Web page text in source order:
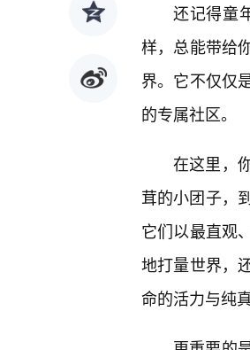
还记得童
样，总能带给
界。它不仅仅
的专属社区。
在这里，
茸的小团子，
它们以最直观
地打量世界，
命的活力与纯